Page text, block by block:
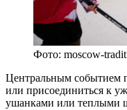
Фото: moscow-
Центральным событием
или присоединиться к
ушанками или теплыми